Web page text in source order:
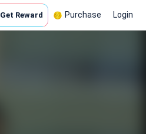
Get Reward Purchase Login